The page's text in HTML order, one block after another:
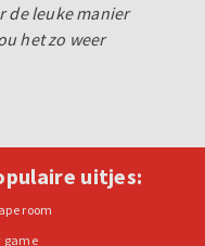
de leuke manier
het zo weer
uitjes:
room
game